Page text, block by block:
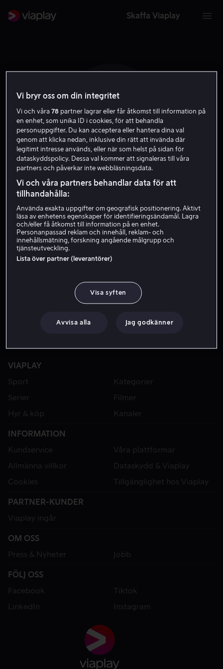
Skaffa Viaplay
E H
Edan Hayhurst
Skådespelare
VIAPLAY
Sport
Kategorier
Serier
Filmer
Hyr & köp
Kanaler
INFORMATION
Kundservice
Våra plattformar
Allmänna villkor
Dataskydd & Viaplay
Cookies
Tillgänglighet hos Viaplay
PARTNER-KUNDER
Viaplay ingår
OM OSS
Press & Nyheter
Jobb
FÖLJ OSS
Facebook
Tiktok
LinkedIn
Instagram
Vi bryr oss om din integritet
Vi och våra78 partner lagrar eller får åtkomst till information på
en enhet, som unika ID i cookies, för att behandla
personuppgifter. Du kan acceptera eller hantera dina val
genom att klicka nedan, inklusive din rätt att invända där
legitimt intresse används, eller när som helst på sidan för
dataskyddspolicy. Dessa val kommer att signaleras till våra
partners och påverkar inte webbläsningsdata.
Vi och våra partners behandlar data för att
tillhandahålla:
Använda exakta uppgifter om geografisk positionering. Aktivt
läsa av enhetens egenskaper för identifieringsändamål. Lagra
och/eller få åtkomst till information på en enhet.
Personanpassad reklam och innehåll, reklam- och
innehållsmätning, forskning angående målgrupp och
tjänsteutveckling.
Lista över partner (leverantörer)
Visa syften
Avvisa alla Jag godkänner